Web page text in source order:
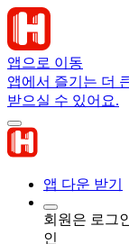
앱으로 이동
앱에서 즐기는 더
받으실 수 있어요.
앱 다운 받기
회원은 로그
인